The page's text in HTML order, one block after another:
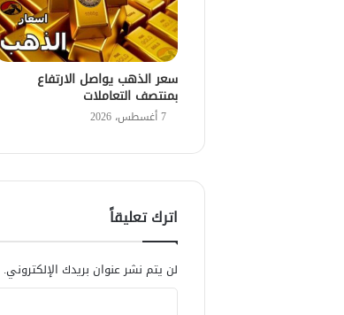
سعر الذهب يواصل الارتفاع
بمنتصف التعاملات
7 أغسطس، 2026
اترك تعليقاً
لن يتم نشر عنوان بريدك الإلكتروني.